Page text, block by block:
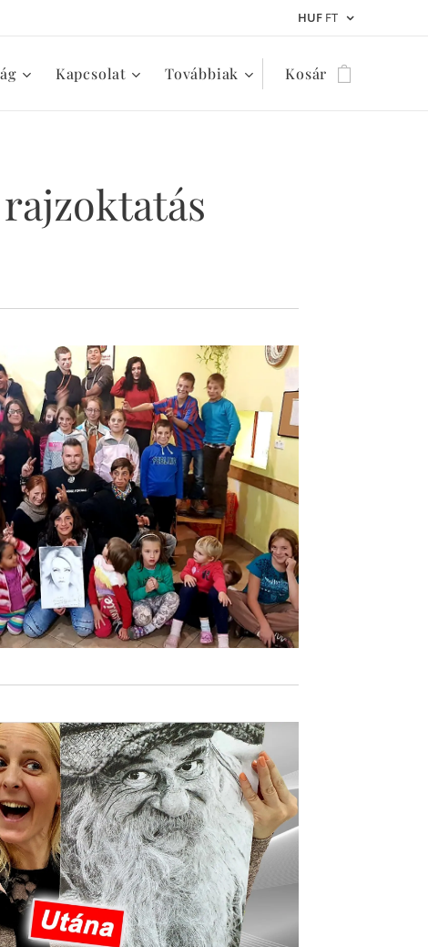
HUF FT
Kapcsolat Továbbiak Kosár